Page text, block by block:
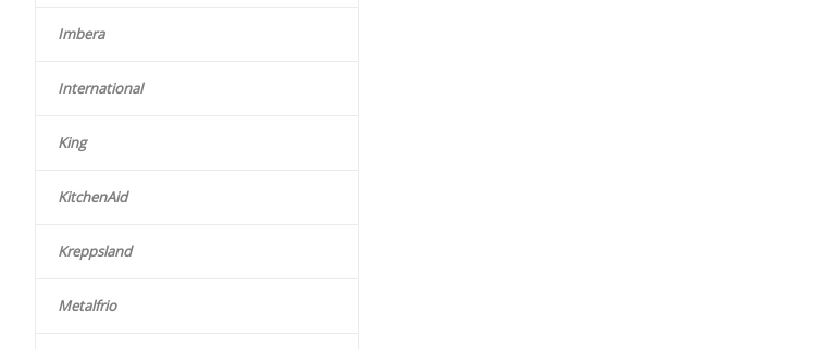
Imbera
International
King
KitchenAid
Kreppsland
Metalfrio